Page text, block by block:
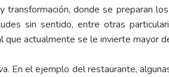
donde se preparan
sin sentido, entre otras
actualmente se le invierte mayor
En el ejemplo del restaurante,